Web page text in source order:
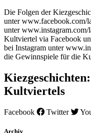
Die Folgen der
unter www.facebook.com/
unter www.instagram.com/
Kultviertel via Facebook
bei Instagram unter
die Gewinnspiele für die
Kultviertels
Facebook Twitter
Archiv